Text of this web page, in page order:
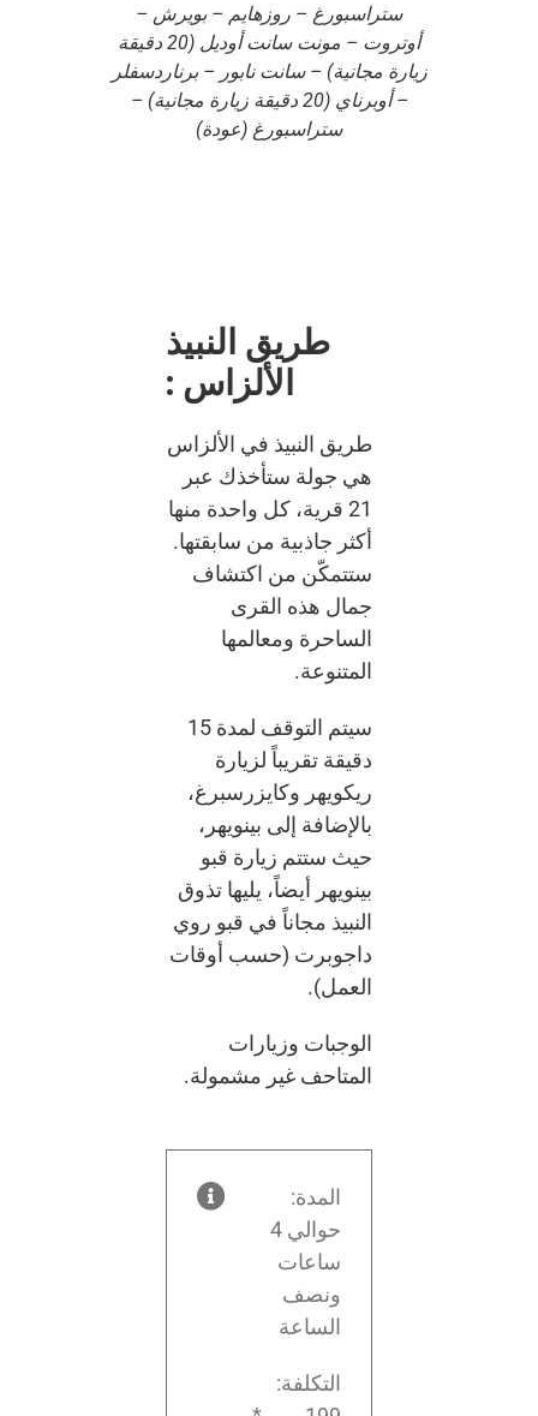
ستراسبورغ – روزهايم – بويرش –
أوتروت – مونت سانت أوديل (20 دقيقة
زيارة مجانية) – سانت نابور – برناردسفلر
– أوبرناي (20 دقيقة زيارة مجانية) –
ستراسبورغ (عودة)
طريق النبيذ
الألزاس :
طريق النبيذ في الألزاس
هي جولة ستأخذك عبر
21 قرية، كل واحدة منها
أكثر جاذبية من سابقتها.
ستتمكّن من اكتشاف
جمال هذه القرى
الساحرة ومعالمها
المتنوعة.
سيتم التوقف لمدة 15
دقيقة تقريباً لزيارة
ريكويهر وكايزرسبرغ،
بالإضافة إلى بينويهر،
حيث ستتم زيارة قبو
بينويهر أيضاً، يليها تذوق
النبيذ مجاناً في قبو روي
داجوبرت (حسب أوقات
العمل).
الوجبات وزيارات
المتاحف غير مشمولة.
المدة:
حوالي 4
ساعات
ونصف
الساعة
التكلفة: